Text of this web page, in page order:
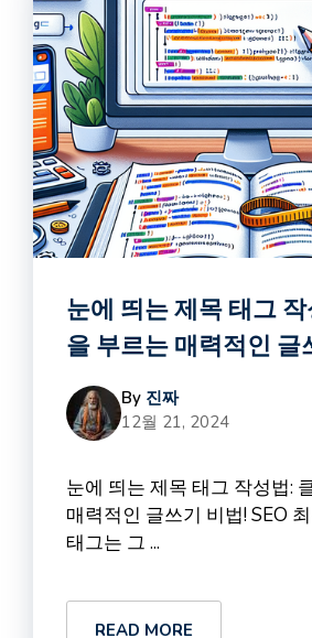
눈에 띄는 제목 태그
을 부르는 매력적인 글
By 진짜
12월 21, 2024
눈에 띄는 제목 태그 작성법:
매력적인 글쓰기 비법! SEO
태그는 그 ...
READ MORE